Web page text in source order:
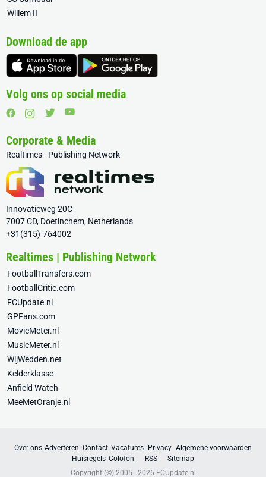
Willem II
Download de app
Volg ons op social media
Corporate & Media
Realtimes - Publishing Network
Innovatieweg 20C
7007 CD, Doetinchem, Netherlands
+31(315)-764002
Realtimes | Publishing Network
FootballTransfers.com
FootballCritic.com
FCUpdate.nl
GPFans.com
MovieMeter.nl
MusicMeter.nl
WijWedden.net
Kelderklasse
Anfield Watch
MeeMetOranje.nl
Over ons Adverteren Contact Vacatures Privacy Algemene voorwaarden
Huisregels Colofon RSS
Sitemap
Copyright (©) 2005 - 2026 FCUpdate.nl